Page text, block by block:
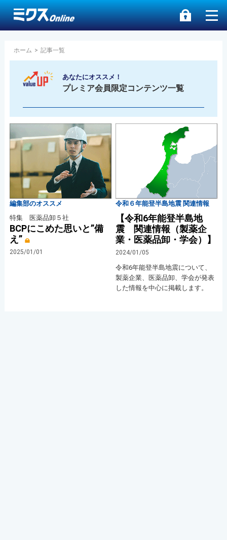
ホーム > 記事一覧
あなたにオススメ！
プレミア会員限定コンテンツ一覧
編集部のオススメ
特集 医薬品卸５社
BCPにこめた思いと”備
え”
2025/01/01
令和６年能登半島地震 関連情報
【令和6年能登半島地
震 関連情報（製薬企
業・医薬品卸・学会）】
2024/01/05
令和6年能登半島地震について、
製薬企業、医薬品卸、学会が発表
した情報を中心に掲載します。